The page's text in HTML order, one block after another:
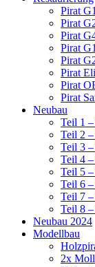
Pirat
Pirat
Pirat
Pirat
Pirat
Pirat
Pirat
Pirat
Neubau
Teil 1 –
Teil 2
Teil 3 –
Teil 4
Teil 5
Teil 6 –
Teil 7
Teil 8
Neubau 2024
Modellbau
2x